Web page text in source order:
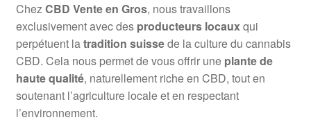
ChezCBD Vente en Gros, nous travaillons
exclusivement avec des producteurs locauxqui
perpétuent latradition suissede la culture du cannabis
CBD. Cela nous permet de vous offrir une plante de
haute qualité, naturellement riche en CBD, tout en
soutenant l’agriculture locale et en respectant
l’environnement.